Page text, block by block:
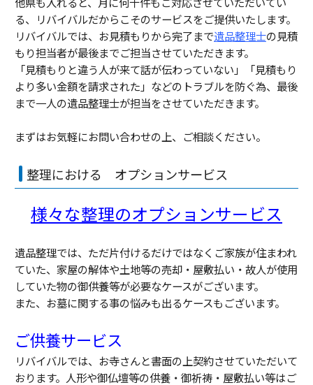
る、リバイバルだからこそのサービスをご提供いたします。
リバイバルでは、お見積もりから完了まで遺品整理士の見積
もり担当者が最後までご担当させていただきます。
「見積もりと違う人が来て話が伝わっていない」「見積もり
より多い金額を請求された」などのトラブルを防ぐ為、最後
まで一人の遺品整理士が担当をさせていただきます。
まずはお気軽にお問い合わせの上、ご相談ください。
整理における オプションサービス
様々な整理のオプションサービス
遺品整理では、ただ片付けるだけではなくご家族が住まわれ
ていた、家屋の解体や土地等の売却・屋敷払い・故人が使用
していた物の御供養等が必要なケースがございます。
また、お墓に関する事の悩みも出るケースもございます。
ご供養サービス
リバイバルでは、お寺さんと書面の上契約させていただいて
おります。人形や御仏壇等の供養・御祈祷・屋敷払い等はご